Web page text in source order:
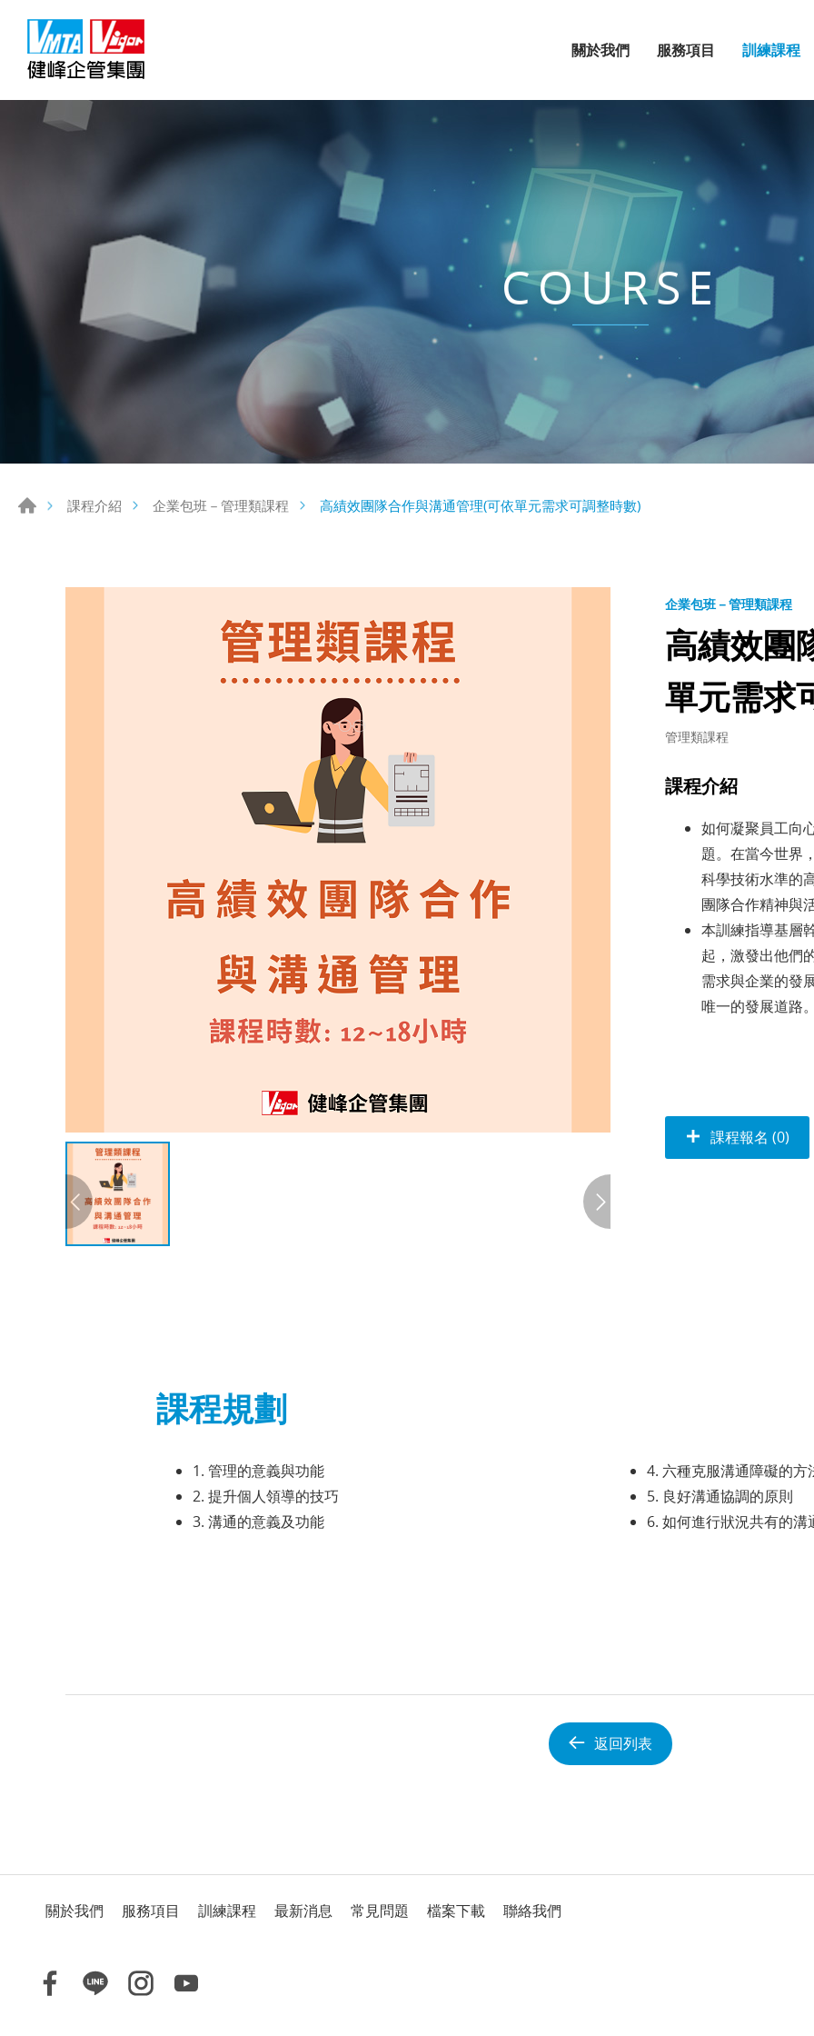
關於我們 服務項目 訓練課程
COURSE
課程介紹 企業包班－管理類課程 高績效團隊合作與溝通管理(可依單元需求可調整時數)
企業包班－管理類課程
高績效團
單元需求
管理類課程
課程介紹
如何凝聚員工向
題。在當今世界
科學技術水準的
團隊合作精神與
本訓練指導基層
起，激發出他們
需求與企業的發
唯一的發展道路
課程報名 (0)
課程規劃
1. 管理的意義與功能
2. 提升個人領導的技巧
3. 溝通的意義及功能
4. 六種克服溝通障礙的方
5. 良好溝通協調的原則
6. 如何進行狀況共有的溝
返回列表
關於我們 服務項目 訓練課程 最新消息 常見問題 檔案下載 聯絡我們